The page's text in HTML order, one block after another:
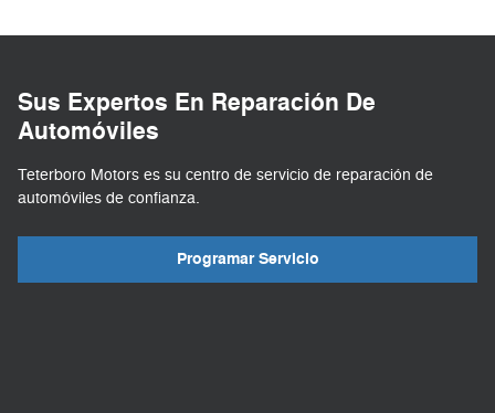
Sus Expertos En Reparación De
Automóviles
Teterboro Motors es su centro de servicio de reparación de
automóviles de confianza.
Programar Servicio